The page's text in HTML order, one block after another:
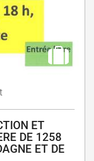
ET
DE 1258
ET DE